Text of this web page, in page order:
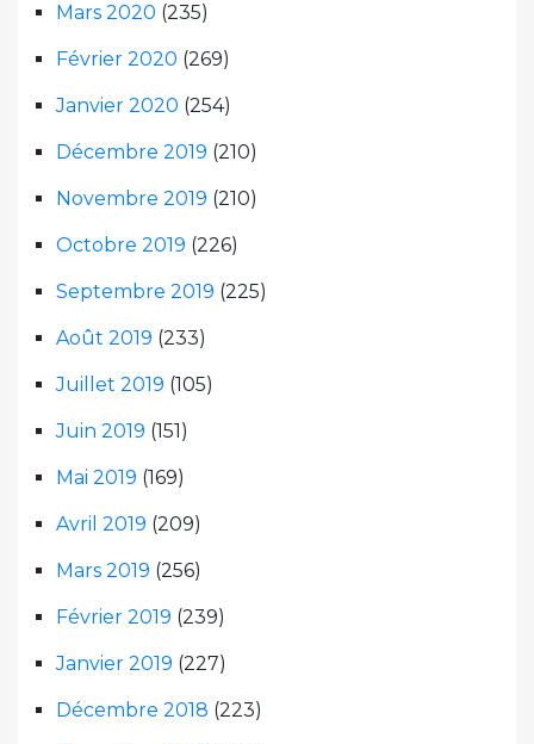
Mars 2020 (235)
Février 2020 (269)
Janvier 2020 (254)
Décembre 2019 (210)
Novembre 2019 (210)
Octobre 2019 (226)
Septembre 2019 (225)
Août 2019 (233)
Juillet 2019 (105)
Juin 2019 (151)
Mai 2019 (169)
Avril 2019 (209)
Mars 2019 (256)
Février 2019 (239)
Janvier 2019 (227)
Décembre 2018 (223)